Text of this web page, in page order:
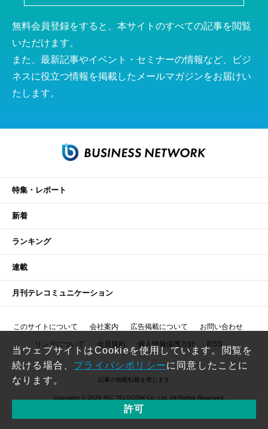
無料会員登録をすると、本サイトのすべての記事を閲覧
いただけます。
また、最新記事やイベント・セミナーの情報など、ビジ
ネスに役立つ情報を掲載したメールマガジンをお届けい
たします。
特集・レポート
新着
ランキング
連載
月刊テレコミュニケーション
このサイトについて 会社案内 広告掲載について お問い合わせ
リンクについて 会員規約 個人情報保護方針 RSS
記事の無断転載を禁じます
Copyright © 2026 RIC TELECOM Co.,Ltd. All Rights Reserved.
当ウェブサイトはCookieを使用しています。閲覧を
続ける場合、 プライバシポリシーに同意したことに
なります。
許可